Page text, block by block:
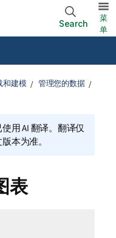
Search
菜
单
和建模
管理您的数据
用 AI 翻译。翻译仅
本为准。
表